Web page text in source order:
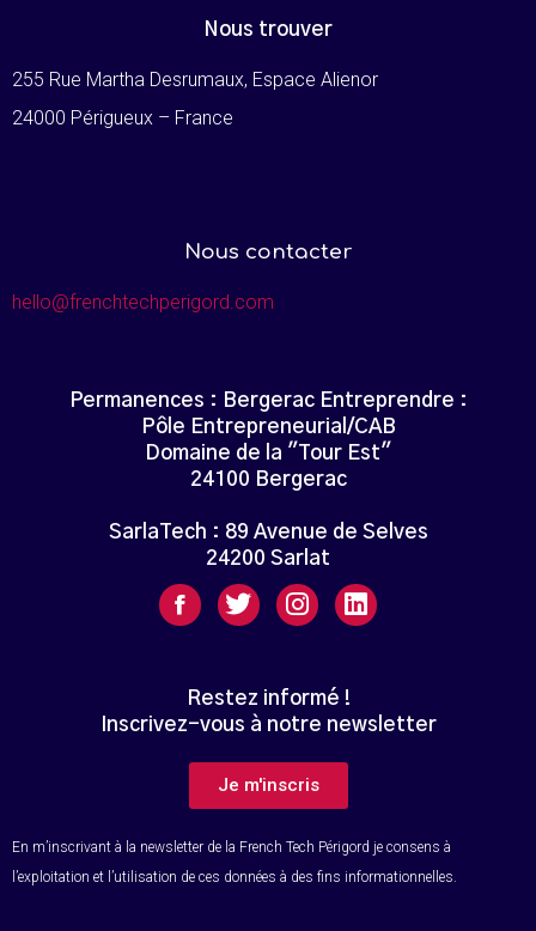
Nous trouver
255 Rue Martha Desrumaux, Espace Alienor
24000 Périgueux – France
Nous contacter
hello@frenchtechperigord.com
Permanences : Bergerac Entreprendre :
Pôle Entrepreneurial/CAB
Domaine de la "Tour Est"
24100 Bergerac
SarlaTech : 89 Avenue de Selves
24200 Sarlat
Restez informé !
Inscrivez-vous à notre newsletter
Je m'inscris
En m’inscrivant à la newsletter de la French Tech Périgord je consens à
l’exploitation et l’utilisation de ces données à des fins informationnelles.